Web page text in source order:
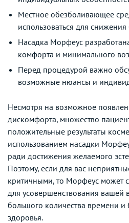
Местное обезболивающее
использоваться для
Насадка Морфеус
комфорта и минимального
Перед процедурой важно
возможные нюансы и
Несмотря на возможное
дискомфорта, множество
положительные результаты
использованием насадки
ради достижения желаемого
Поэтому, если для вас
критичными, то Морфеус может
для усовершенствования вашей
большого количества времени и
здоровья.